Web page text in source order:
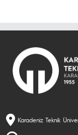
Karadeniz Teknik